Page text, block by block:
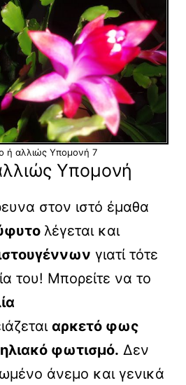
ή αλλιώς Υπομονή 7
Υπομονή
στον ιστό έμαθα
λέγεται και
γιατί τότε
του! Μπορείτε να το
αρκετό φως
φωτισμό. Δεν
άνεμο και γενικά